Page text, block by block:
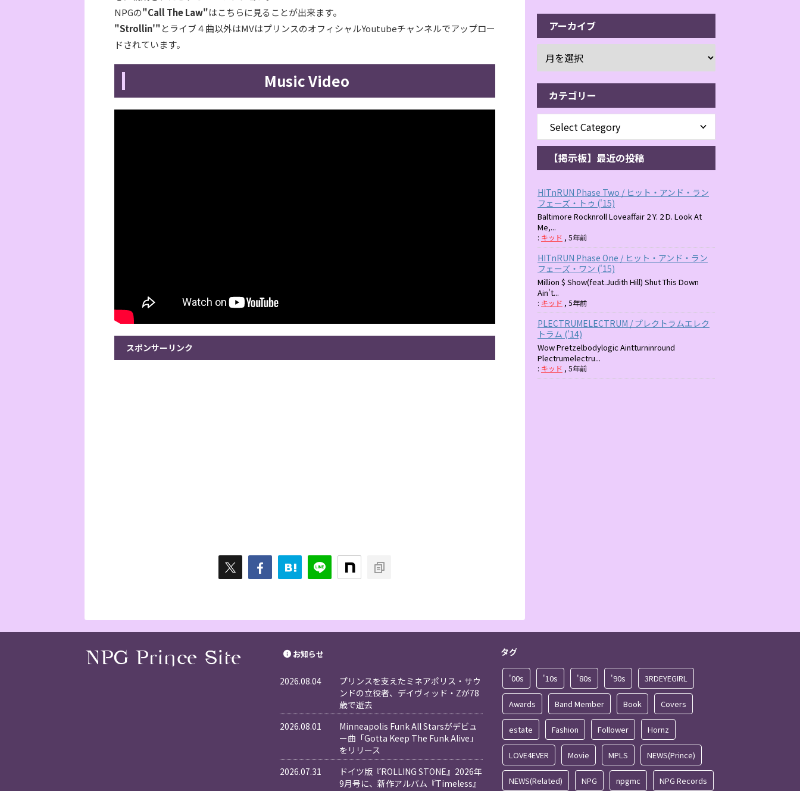
NPGの"Call The Law"はこちらに見ることが出来ます。
"Strollin'"とライブ４曲以外はMVはプリンスのオフィシャルYoutubeチャンネルでアップロー
ドされています。
Music Video
スポンサーリンク
アーカイブ
カテゴリー
【掲示板】最近の投稿
HITnRUN Phase Two / ヒット・アンド・ラン
フェーズ・トゥ ('15)
Baltimore Rocknroll Loveaffair 2 Y. 2 D. Look At
Me,...
: キッド , 5年前
HITnRUN Phase One / ヒット・アンド・ラン
フェーズ・ワン ('15)
Million $ Show(feat.Judith Hill) Shut This Down
Ain't...
: キッド , 5年前
PLECTRUMELECTRUM / プレクトラムエレク
トラム ('14)
Wow Pretzelbodylogic Aintturninround
Plectrumelectru...
: キッド , 5年前
お知らせ
2026.08.04
プリンスを支えたミネアポリス・サウ
ンドの立役者、デイヴィッド・Zが78
歳で逝去
2026.08.01
Minneapolis Funk All Starsがデビュ
ー曲「Gotta Keep The Funk Alive」
をリリース
2026.07.31
ドイツ版『ROLLING STONE』2026年
9月号に、新作アルバム『Timeless』
タグ
'00s '10s '80s '90s 3RDEYEGIRL
Awards Band Member Book Covers
estate Fashion Follower Hornz
LOVE4EVER Movie MPLS NEWS(Prince)
NEWS(Related) NPG npgmc NPG Records